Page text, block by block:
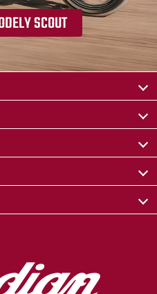
SCOUT